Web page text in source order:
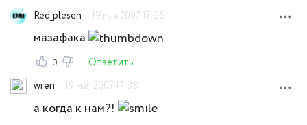
Red_plesen
19 мая 2007 17:25
мазафака
0
Ответить
wren
19 мая 2007 17:38
а когда к нам?!